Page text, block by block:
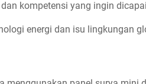
kompetensi yang ingin dicapai
energi dan isu lingkungan